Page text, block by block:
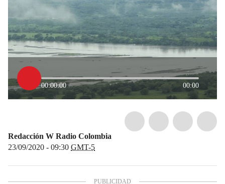
00:00:00 00:00
Redacción W Radio Colombia
23/09/2020 - 09:30 GMT-5